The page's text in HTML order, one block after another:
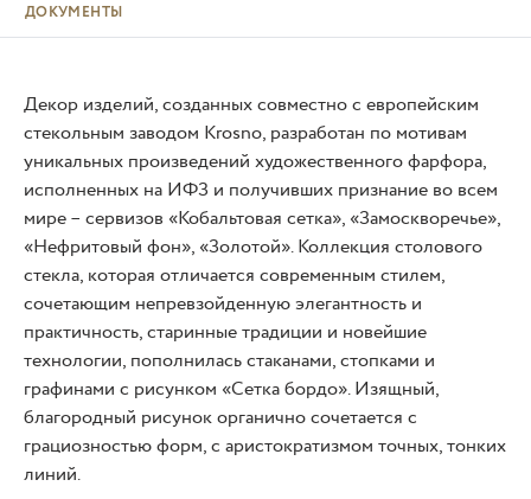
ДОКУМЕНТЫ
Декор изделий, созданных совместно с европейским
стекольным заводом Krosno, разработан по мотивам
уникальных произведений художественного фарфора,
исполненных на ИФЗ и получивших признание во всем
мире – сервизов «Кобальтовая сетка», «Замоскворечье»,
«Нефритовый фон», «Золотой». Коллекция столового
стекла, которая отличается современным стилем,
сочетающим непревзойденную элегантность и
практичность, старинные традиции и новейшие
технологии, пополнилась стаканами, стопками и
графинами с рисунком «Сетка бордо». Изящный,
благородный рисунок органично сочетается с
грациозностью форм, с аристократизмом точных, тонких
линий.